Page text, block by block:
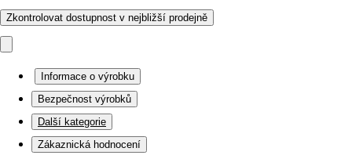
Zkontrolovat dostupnost v nejbližší prodejně
Informace o výrobku
Bezpečnost výrobků
Další kategorie
Zákaznická hodnocení